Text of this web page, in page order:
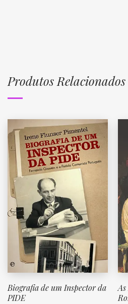
Produtos Relacionados
Biografia de um Inspector da
PIDE